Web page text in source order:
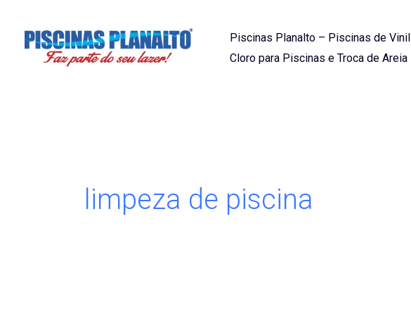
Piscinas Planalto – Piscinas de Vinil
Cloro para Piscinas e Troca de Areia
limpeza de piscina